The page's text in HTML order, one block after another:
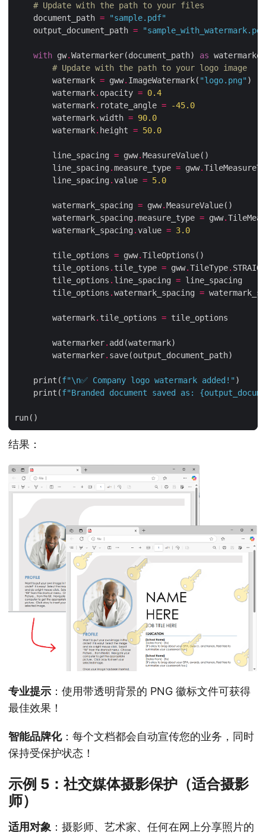
# Update with the path to your files
    document_path
=
"sample.pdf"
    output_document_path
=
with gw.Watermarker(document_path) as
# Update with the path to your logo image
        watermark
= gww. ImageWatermark( "logo.png"
        watermark
. opacity = 0.4
        watermark
. rotate_angle = -45.0
        watermark
.width = 90.0
        watermark
. height = 50.0
        line_spacing
= gww.
        line_spacing
.measure_type = gww.
        line_spacing
.value = 5.0
        watermark_spacing
= gww.
        watermark_spacing
.measure_type = gww.
        watermark_spacing
.value = 3.0
        tile_options
= gww.
        tile_options
. tile_type = gww.TileType.
        tile_options
. line_spacing =
        tile_options
.watermark_spacing =
        watermark
. tile_options =
        watermarker
.
        watermarker
.
    print(
f"\n✅ Company logo watermark added!"
    print(
f"Branded document saved as: {
结果：
专业提示 ：使用带透明背景的 PNG 徽标文件可获得
最佳效果！
智能品牌化：每个文档都会自动宣传您的业务，同时
保持受保护状态！
示例 5：社交媒体摄影保护（适合摄影
师）
适用对象 ：摄影师、艺术家、任何在网上分享照片的